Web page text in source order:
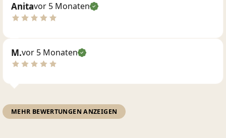
Anitavor 5 Monaten
M.vor 5 Monaten
MEHR BEWERTUNGEN ANZEIGEN